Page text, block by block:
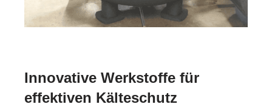
Innovative Werkstoffe für
effektiven Kälteschutz